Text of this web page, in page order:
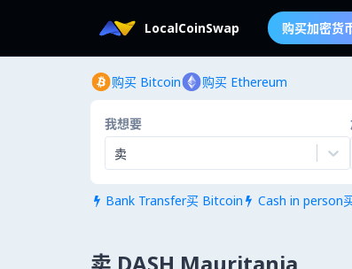
LocalCoinSwap 购买加密货
购买 Bitcoin 购买 Ethereum
我想要
卖
 Bank Transfer买 Bitcoin  Cash in person